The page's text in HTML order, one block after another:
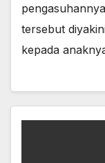
tersebut
kepada